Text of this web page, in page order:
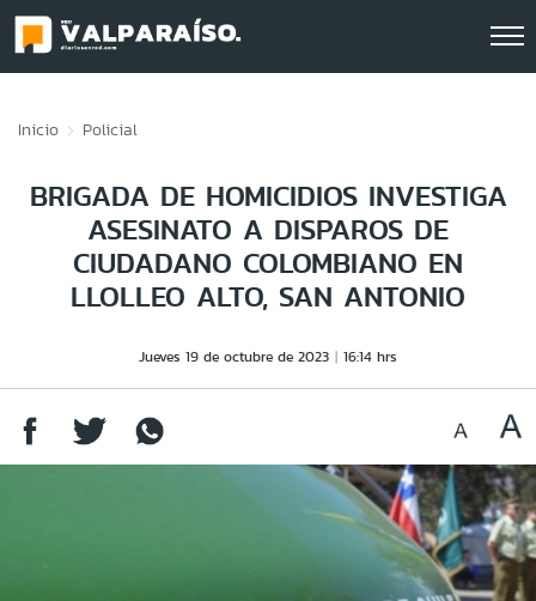
Inicio Policial
BRIGADA DE HOMICIDIOS INVESTIGA
ASESINATO A DISPAROS DE
CIUDADANO COLOMBIANO EN
LLOLLEO ALTO, SAN ANTONIO
Jueves 19 de octubre de 2023 16:14 hrs